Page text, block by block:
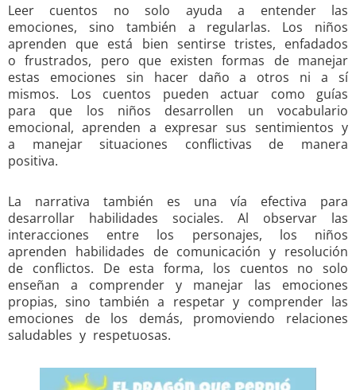
Leer cuentos no solo ayuda a entender las
emociones, sino también a regularlas. Los niños
aprenden que está bien sentirse tristes, enfadados
o frustrados, pero que existen formas de manejar
estas emociones sin hacer daño a otros ni a sí
mismos. Los cuentos pueden actuar como guías
para que los niños desarrollen un vocabulario
emocional, aprenden a expresar sus sentimientos y
a manejar situaciones conflictivas de manera
positiva.
La narrativa también es una vía efectiva para
desarrollar habilidades sociales. Al observar las
interacciones entre los personajes, los niños
aprenden habilidades de comunicación y resolución
de conflictos. De esta forma, los cuentos no solo
enseñan a comprender y manejar las emociones
propias, sino también a respetar y comprender las
emociones de los demás, promoviendo relaciones
saludables y respetuosas.